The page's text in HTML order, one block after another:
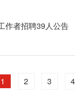
作者招聘39人公告
1 2 3 4